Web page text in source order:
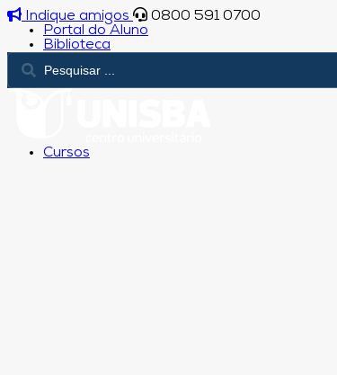
Indique amigos
0800 591 0700
Portal do Aluno
Biblioteca
Cursos